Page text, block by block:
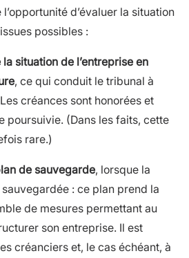
d’évaluer la situation
possibles :
la situation de l’entreprise en
, ce qui conduit le tribunal à
créances sont honorées et
poursuivie. (Dans les faits, cette
rare.)
de sauvegarde, lorsque la
: ce plan prend la
de mesures permettant au
son entreprise. Il est
créanciers et, le cas échéant, à